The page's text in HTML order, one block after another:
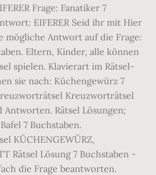
Frage: Fanatiker 7
EIFERER Seid ihr mit Hier
mögliche Antwort auf die Frage:
Eltern, Kinder, alle können
spielen. Klavierart im Rätsel-
sie nach: Küchengewürz 7
Kreuzworträtsel
Antworten. Rätsel Lösungen;
7 Buchstaben.
KÜCHENGEWÜRZ,
Rätsel Lösung 7 Buchstaben -
die Frage beantworten.